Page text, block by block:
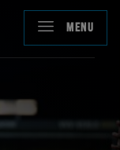
MENU